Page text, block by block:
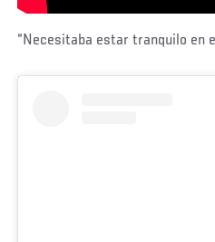
“Necesitaba estar tranquilo en